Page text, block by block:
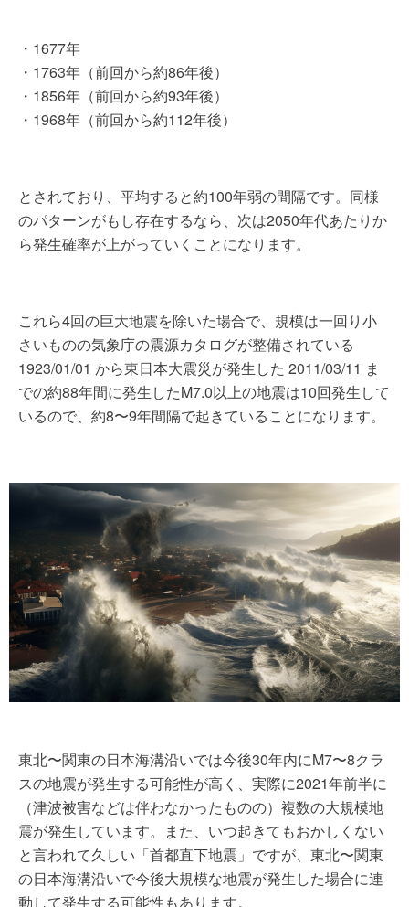
・1677年
・1763年（前回から約86年後）
・1856年（前回から約93年後）
・1968年（前回から約112年後）
とされており、平均すると約100年弱の間隔です。同様
のパターンがもし存在するなら、次は2050年代あたりか
ら発生確率が上がっていくことになります。
これら4回の巨大地震を除いた場合で、規模は一回り小
さいものの気象庁の震源カタログが整備されている
1923/01/01 から東日本大震災が発生した 2011/03/11 ま
での約88年間に発生したM7.0以上の地震は10回発生して
いるので、約8〜9年間隔で起きていることになります。
東北〜関東の日本海溝沿いでは今後30年内にM7〜8クラ
スの地震が発生する可能性が高く、実際に2021年前半に
（津波被害などは伴わなかったものの）複数の大規模地
震が発生しています。また、いつ起きてもおかしくない
と言われて久しい「首都直下地震」ですが、東北〜関東
の日本海溝沿いで今後大規模な地震が発生した場合に連
動して発生する可能性もあります。